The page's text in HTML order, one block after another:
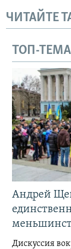
ЧИТАЙТЕ
ТОП-ТЕМА
Андрей
Дискуссия